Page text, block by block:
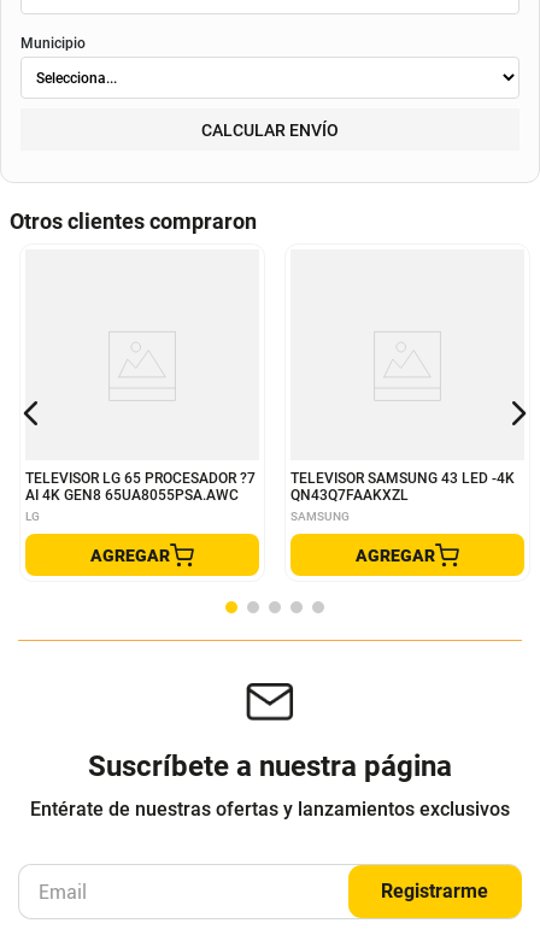
Municipio
CALCULAR ENVÍO
Otros clientes compraron
TELEVISOR LG 65 PROCESADOR ?7
AI 4K GEN8 65UA8055PSA.AWC
LG
AGREGAR
TELEVISOR SAMSUNG 43 LED -4K
QN43Q7FAAKXZL
SAMSUNG
AGREGAR
Suscríbete a nuestra página
Entérate de nuestras ofertas y lanzamientos exclusivos
Registrarme